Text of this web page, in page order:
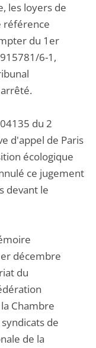
les loyers de
référence
du 1er
6-1,
du 2
d'appel de Paris
écologique
ce jugement
devant le
décembre
du
Chambre
de
de la